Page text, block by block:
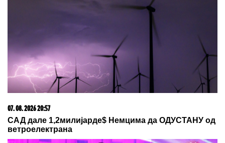
Sa koliko partnera ste SPAVALI? Novo istraživanje
otkriva šta vaša INTIMNA PROŠLOST govori o vama